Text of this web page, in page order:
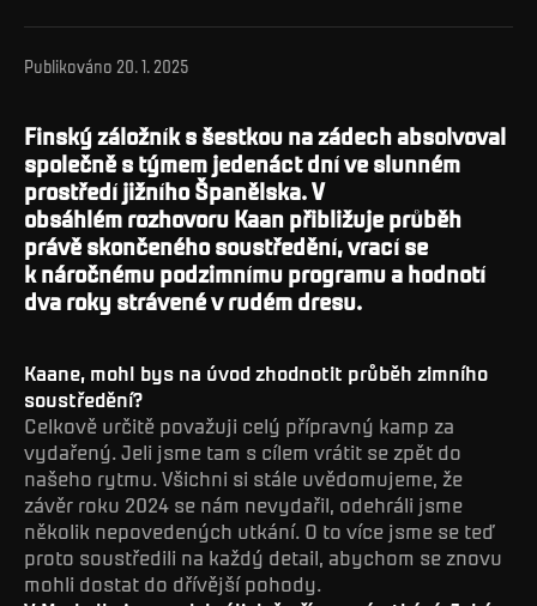
Publikováno 20. 1. 2025
Finský záložník s šestkou na zádech absolvoval
společně s týmem jedenáct dní ve slunném
prostředí jižního Španělska. V
obsáhlém rozhovoru Kaan přibližuje průběh
právě skončeného soustředění, vrací se
k náročnému podzimnímu programu a hodnotí
dva roky strávené v rudém dresu.
Kaane, mohl bys na úvod zhodnotit průběh zimního
soustředění?
Celkově určitě považuji celý přípravný kamp za
vydařený. Jeli jsme tam s cílem vrátit se zpět do
našeho rytmu. Všichni si stále uvědomujeme, že
závěr roku 2024 se nám nevydařil, odehráli jsme
několik nepovedených utkání. O to více jsme se teď
proto soustředili na každý detail, abychom se znovu
mohli dostat do dřívější pohody.